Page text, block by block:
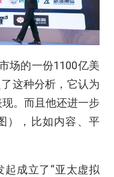
场的一份1100亿美
这种分析，它认为
。而且他还进一步
），比如内容、平
起成立了“亚太虚拟